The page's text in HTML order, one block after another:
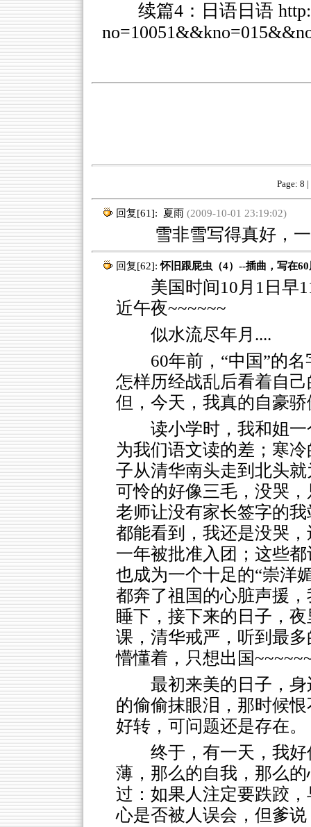
续篇4：日语日语
Page: 8
回复[61]: 夏雨(2009-10-01 23:19:02)
雪非雪写得真好，一
回复[62]: 怀旧跟屁虫（4）--插曲，写在60
美国时间10月1日早11
近午夜~~~~~~
似水流尽年月....
60年前，“中国”的
怎样历经战乱后看着自
但，今天，我真的自豪骄
读小学时，我和姐
为我们语文读的差；寒
子从清华南头走到北头
可怜的好像三毛，没哭
老师让没有家长签字的
都能看到，我还是没哭
一年被批准入团；这些
也成为一个十足的“崇洋
都奔了祖国的心脏声援
睡下，接下来的日子，
课，清华戒严，听到最
懵懂着，只想出国
最初来美的日子，
的偷偷抹眼泪，那时候
好转，可问题还是存在。
终于，有一天，我
薄，那么的自我，那么
过：如果人注定要跌跤
心是否被人误会，但爹